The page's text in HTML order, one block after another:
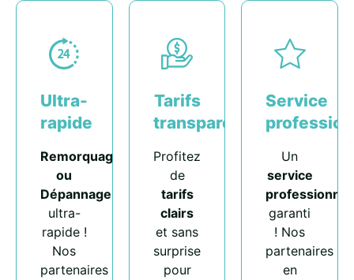
Ultra-
rapide
Remorquage
ou
Dépannage
ultra-
rapide !
Nos
partenaires
Tarifs
transparents
Profitez
de
tarifs
clairs
et sans
surprise
pour
Service
Un
service
professionnel
garanti
! Nos
partenaires
en